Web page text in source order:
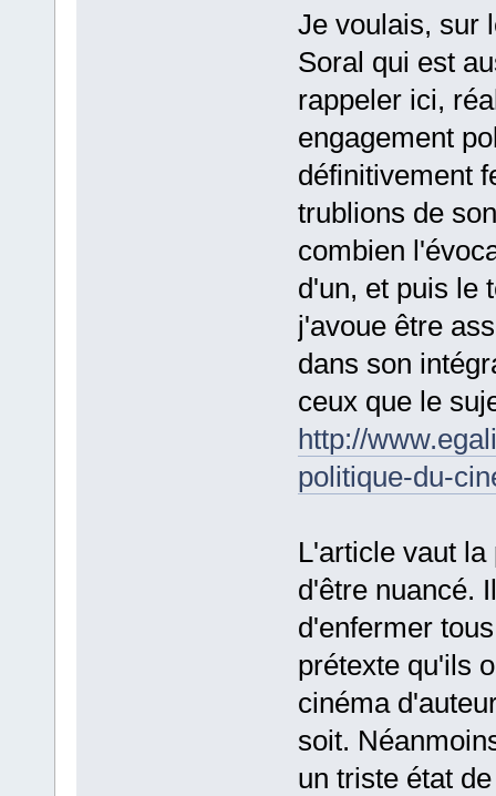
Je voulais, sur
Soral qui est
rappeler ici,
engagement
définitivement
trublions de
combien
d'un, et puis le
j'avoue être
dans son
ceux que le
http://
politique-du-
L'article vaut
d'être nuancé.
d'enfermer
prétexte qu'ils
cinéma
soit.
un triste état